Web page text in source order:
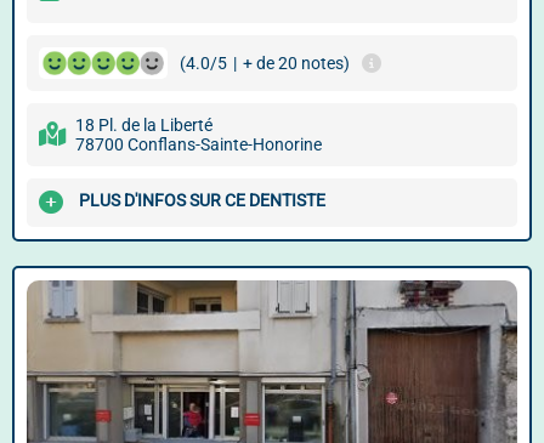
(4.0/5 | + de 20 notes)
18 Pl. de la Liberté
78700 Conflans-Sainte-Honorine
PLUS D'INFOS SUR CE DENTISTE